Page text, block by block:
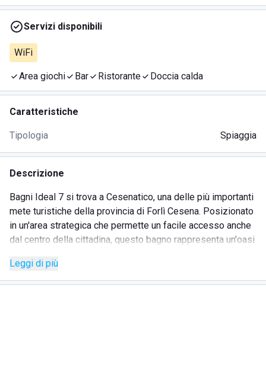
Servizi disponibili
WiFi
Area giochi Bar Ristorante Doccia calda
Caratteristiche
Tipologia Spiaggia
Descrizione
Bagni Ideal 7 si trova a Cesenatico, una delle più importanti
mete turistiche della provincia di Forlì Cesena. Posizionato
in un'area strategica che permette un facile accesso anche
dal centro della cittadina, questo bagno rappresenta un'oasi
lungo il litorale.
Bagni Ideal 7 è aperto dall'alba fino al tramonto per offrire
Leggi di più